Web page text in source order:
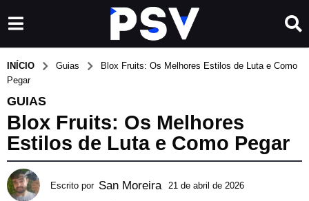
INÍCIO Guias
Blox Fruits: Os Melhores Estilos de Luta e Como
Pegar
GUIAS
Blox Fruits: Os Melhores
Estilos de Luta e Como Pegar
Escrito por San Moreira 21 de abril de 2026